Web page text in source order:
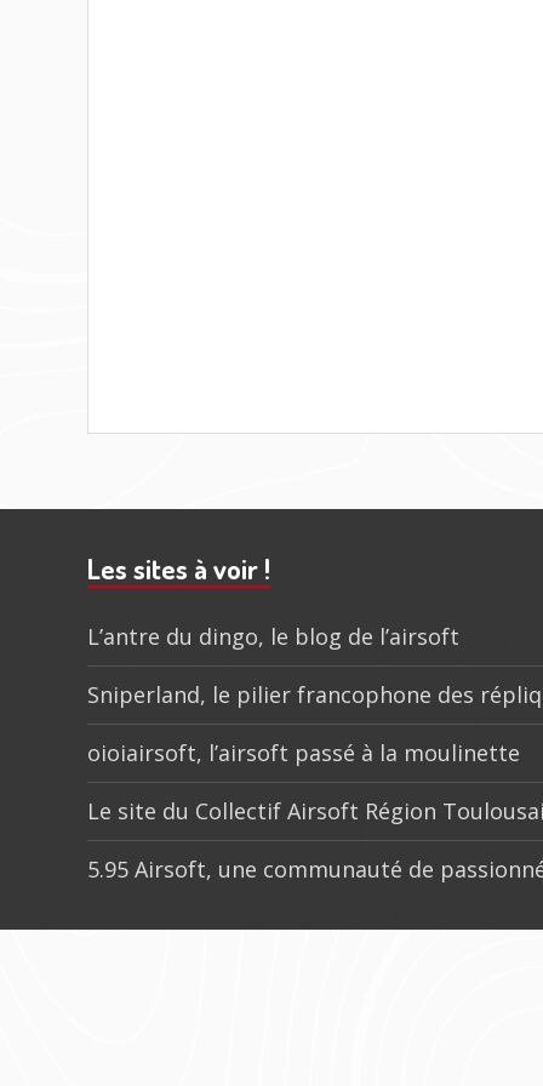
subsidiaire
Les sites à voir !
L’antre du dingo, le blog de l’airsoft
Sniperland, le pilier francophone des
oioiairsoft, l’airsoft passé à la moulinette
Le site du Collectif Airsoft Région
5.95 Airsoft, une communauté de